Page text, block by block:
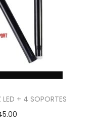
+ 4 SOPORTES